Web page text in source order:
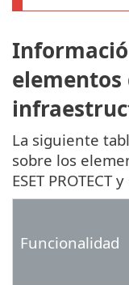
elementos
La siguiente
sobre los
ESET
Funcionalidad